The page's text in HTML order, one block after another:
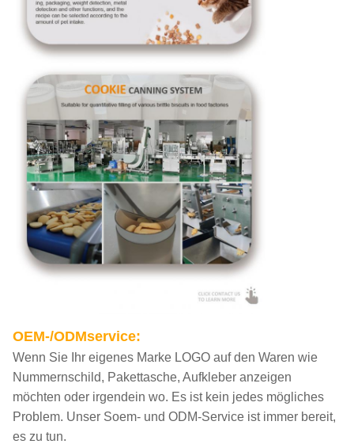
OEM-/ODMservice:
Wenn Sie Ihr eigenes Marke LOGO auf den Waren wie
Nummernschild, Pakettasche, Aufkleber anzeigen
möchten oder irgendein wo. Es ist kein jedes mögliches
Problem. Unser Soem- und ODM-Service ist immer bereit,
es zu tun.